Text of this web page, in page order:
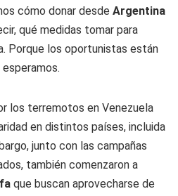
cómo donar desde Argentina
qué medidas tomar para
Porque los oportunistas están
los terremotos en Venezuela
en distintos países, incluida
junto con las campañas
también comenzaron a
que buscan aprovecharse de